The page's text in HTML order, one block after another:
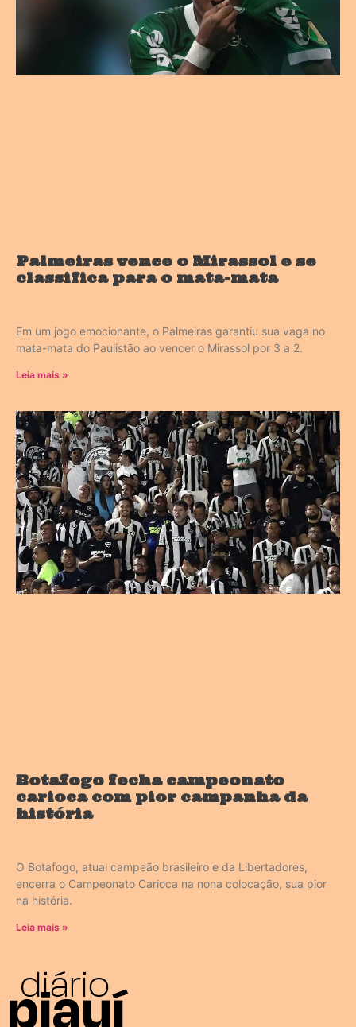
Palmeiras vence o Mirassol e se
classifica para o mata-mata
Em um jogo emocionante, o Palmeiras garantiu sua vaga no
mata-mata do Paulistão ao vencer o Mirassol por 3 a 2.
Leia mais »
Botafogo fecha campeonato
carioca com pior campanha da
história
O Botafogo, atual campeão brasileiro e da Libertadores,
encerra o Campeonato Carioca na nona colocação, sua pior
na história.
Leia mais »